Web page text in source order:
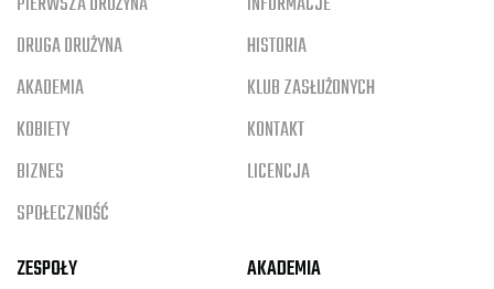
DRUGA DRUŻYNA
AKADEMIA
KOBIETY
BIZNES
SPOŁECZNOŚĆ
HISTORIA
KLUB ZASŁUŻONYCH
KONTAKT
LICENCJA
ZESPOŁY
AKADEMIA